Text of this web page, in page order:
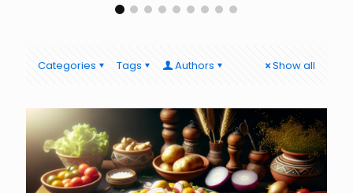
Categories Tags Authors Show all